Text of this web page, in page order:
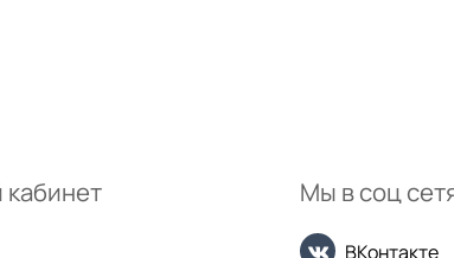
Мы в соц
ВКонтакте